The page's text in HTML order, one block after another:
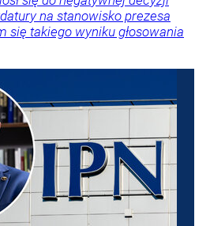
na stanowisko prezesa
się takiego wyniku głosowania